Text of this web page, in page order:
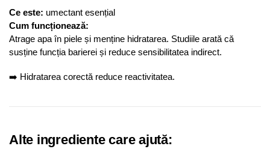
Ce este: umectant esențial
Cum funcționează:
Atrage apa în piele și menține hidratarea. Studiile arată că
susține funcția barierei și reduce sensibilitatea indirect.
➡️ Hidratarea corectă reduce reactivitatea.
Alte ingrediente care ajută: